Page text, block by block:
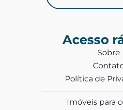
Acesso
Sobre
Política de
Imóveis para